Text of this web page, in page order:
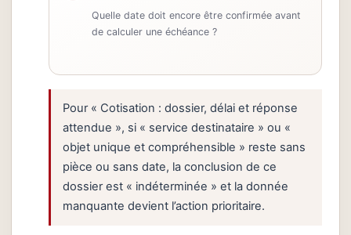
Quelle date doit encore être confirmée avant
de calculer une échéance ?
Pour « Cotisation : dossier, délai et réponse
attendue », si « service destinataire » ou «
objet unique et compréhensible » reste sans
pièce ou sans date, la conclusion de ce
dossier est « indéterminée » et la donnée
manquante devient l’action prioritaire.